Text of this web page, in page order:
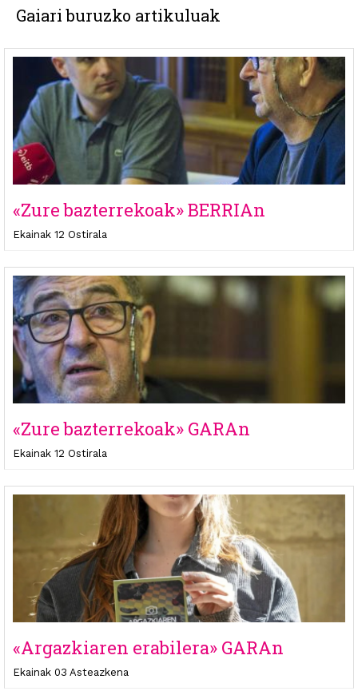
Gaiari buruzko artikuluak
«Zure bazterrekoak» BERRIAn
Ekainak 12 Ostirala
«Zure bazterrekoak» GARAn
Ekainak 12 Ostirala
«Argazkiaren erabilera» GARAn
Ekainak 03 Asteazkena